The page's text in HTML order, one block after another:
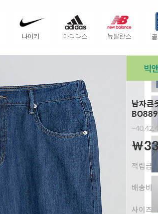
남자큰
￦
적립금
배송비
사이즈